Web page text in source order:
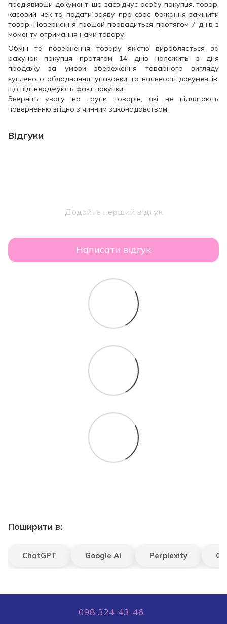
пред’явивши документ, що засвідчує особу покупця, товар,
касовий чек та подати заяву про своє бажання замінити
товар. Повернення грошей провадиться протягом 7 днів з
моменту отримання нами товару.
Обмін та повернення товару якістю виробляється за
рахунок покупця протягом 14 днів належить з дня
продажу за умови збереження товарного вигляду
купленого обладнання, упаковки та наявності документів,
що підтверджують факт покупки.
Зверніть увагу на групи товарів, які не підлягають
поверненню згідно з чинним законодавством.
Відгуки
Додайте перший відгук
Написати відгук
Поширити в:
ChatGPT Google AI Perplexity
098 324-43-46